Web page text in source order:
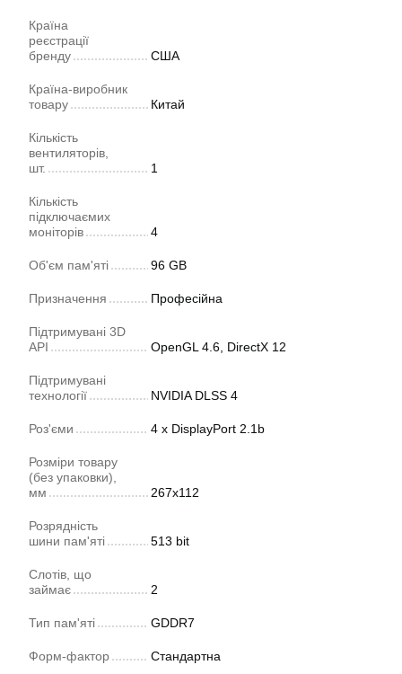
Країна
реєстрації
бренду
США
Країна-виробник
товару
Китай
Кількість
вентиляторів,
шт.
1
Кількість
підключаємих
моніторів
4
Об'єм пам'яті 96 GB
Призначення Професійна
Підтримувані 3D
API
OpenGL 4.6, DirectX 12
Підтримувані
технології
NVIDIA DLSS 4
Роз'єми 4 x DisplayPort 2.1b
Розміри товару
(без упаковки),
мм
267x112
Розрядність
шини пам'яті
513 bit
Слотів, що
займає
2
Тип пам'яті GDDR7
Форм-фактор Стандартна